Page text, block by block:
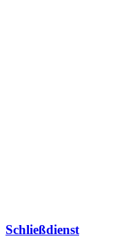
Schließdienst